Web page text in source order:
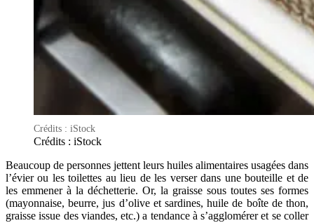
Crédits : iStock
Crédits : iStock
Beaucoup de personnes jettent leurs huiles alimentaires usagées dans
l’évier ou les toilettes au lieu de les verser dans une bouteille et de
les emmener à la déchetterie. Or, la graisse sous toutes ses formes
(mayonnaise, beurre, jus d’olive et sardines, huile de boîte de thon,
graisse issue des viandes, etc.) a tendance à s’agglomérer et se coller